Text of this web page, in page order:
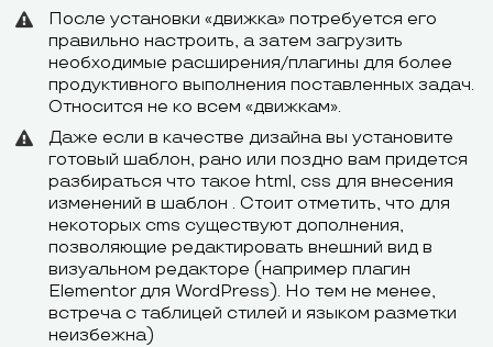
После установки «движка» потребуется его
правильно настроить, а затем загрузить
необходимые расширения/плагины для более
продуктивного выполнения поставленных задач.
Относится не ко всем «движкам».
Даже если в качестве дизайна вы установите
готовый шаблон, рано или поздно вам придется
разбираться что такое html, css для внесения
изменений в шаблон . Стоит отметить, что для
некоторых cms существуют дополнения,
позволяющие редактировать внешний вид в
визуальном редакторе (например плагин
Elementor для WordPress). Но тем не менее,
встреча с таблицей стилей и языком разметки
неизбежна)